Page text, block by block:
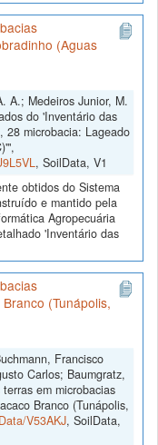
(Aguas
A.; Medeiros Junior, M.
do 'Inventário das
28 microbacia: Lageado
, SoilData, V1
obtidos do Sistema
e mantido pela
Agropecuária
'Inventário das
(Tunápolis,
Francisco
Carlos; Baumgratz,
em microbacias
Branco (Tunápolis,
V53AKJ, SoilData,